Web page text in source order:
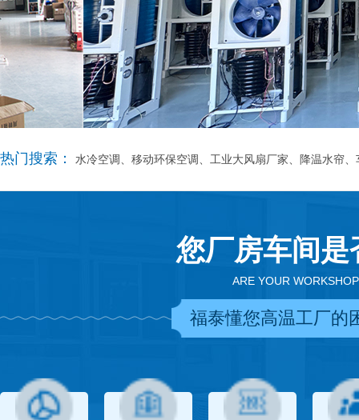
热门搜索： 水冷空调、移动环保空调、工业大风扇厂家、降温水帘
您厂房车间
ARE YOUR
福泰懂您高温工厂的